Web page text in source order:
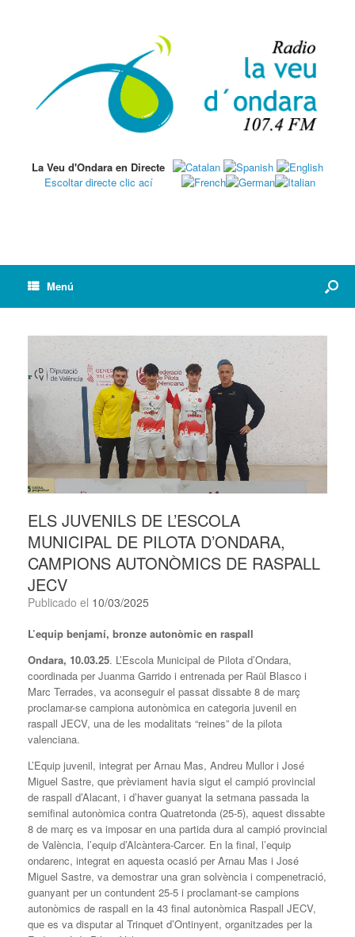
La Veu d'Ondara en Directe
Escoltar directe clic ací
Menú
ELS JUVENILS DE L’ESCOLA
MUNICIPAL DE PILOTA D’ONDARA,
CAMPIONS AUTONÒMICS DE RASPALL
JECV
Publicado el 10/03/2025
L’equip benjamí, bronze autonòmic en raspall
Ondara, 10.03.25. L’Escola Municipal de Pilota d’Ondara,
coordinada per Juanma Garrido i entrenada per Raül Blasco i
Marc Terrades, va aconseguir el passat dissabte 8 de març
proclamar-se campiona autonòmica en categoria juvenil en
raspall JECV, una de les modalitats “reines” de la pilota
valenciana.
L’Equip juvenil, integrat per Arnau Mas, Andreu Mullor i José
Miguel Sastre, que prèviament havia sigut el campió provincial
de raspall d’Alacant, i d’haver guanyat la setmana passada la
semifinal autonòmica contra Quatretonda (25-5), aquest dissabte
8 de març es va imposar en una partida dura al campió provincial
de València, l’equip d’Alcàntera-Carcer. En la final, l’equip
ondarenc, integrat en aquesta ocasió per Arnau Mas i José
Miguel Sastre, va demostrar una gran solvència i compenetració,
guanyant per un contundent 25-5 i proclamant-se campions
autonòmics de raspall en la 43 final autonòmica Raspall JECV,
que es va disputar al Trinquet d’Ontinyent, organitzades per la